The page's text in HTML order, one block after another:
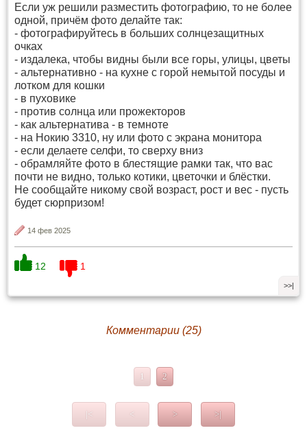
Если уж решили разместить фотографию, то не более
одной, причём фото делайте так:
- фотографируйтесь в больших солнцезащитных
очках
- издалека, чтобы видны были все горы, улицы, цветы
- альтернативно - на кухне с горой немытой посуды и
лотком для кошки
- в пуховике
- против солнца или прожекторов
- как альтернатива - в темноте
- на Нокию 3310, ну или фото с экрана монитора
- если делаете селфи, то сверху вниз
- обрамляйте фото в блестящие рамки так, что вас
почти не видно, только котики, цветочки и блёстки.
Не сообщайте никому свой возраст, рост и вес - пусть
будет сюрпризом!
14 фев 2025
12 1
>>|
Комментарии (25)
1 2
|< < > >|